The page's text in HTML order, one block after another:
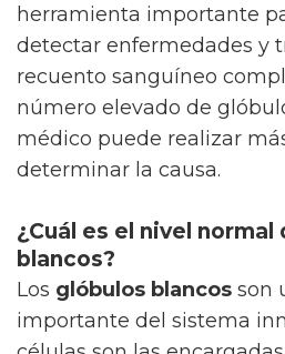
herramienta importante
detectar enfermedades y
recuento sanguíneo
número elevado de
médico puede realizar
determinar la causa.
¿Cuál es el nivel normal
blancos?
Los glóbulos blancos son
importante del sistema